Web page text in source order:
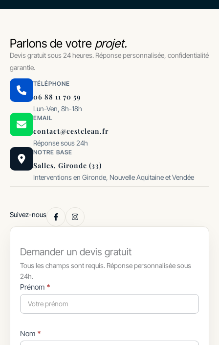
Parlons de votre projet.
Devis gratuit sous 24 heures. Réponse personnalisée, confidentialité
garantie.
TÉLÉPHONE
06 88 11 70 59
Lun-Ven, 8h-18h
EMAIL
contact@cestclean.fr
Réponse sous 24h
NOTRE BASE
Salles, Gironde (33)
Interventions en Gironde, Nouvelle Aquitaine et Vendée
Suivez-nous
Demander un devis gratuit
Tous les champs sont requis. Réponse personnalisée sous
24h.
Formulaire
simple
avec
Prénom *
Nom *